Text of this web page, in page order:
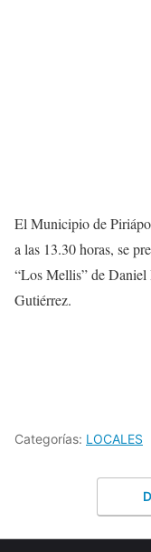
El Municipio de
a las 13.30 horas, se
“Los Mellis” de
Gutiérrez.
Categorías: LOCALES